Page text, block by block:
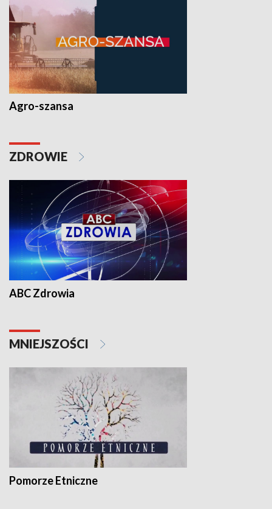
Agro-szansa
ZDROWIE
ABC Zdrowia
MNIEJSZOŚCI
Pomorze Etniczne